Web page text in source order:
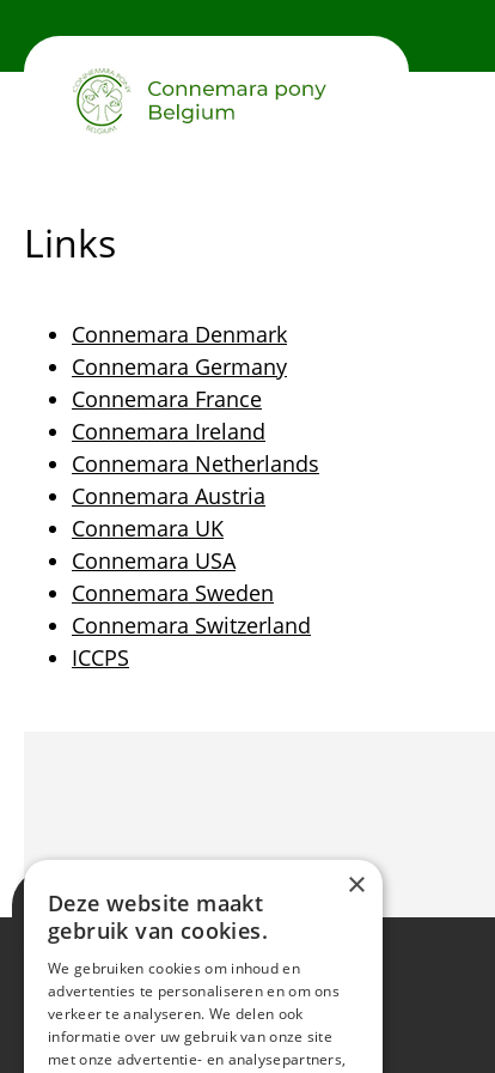
main
Links
Connemara Denmark
Connemara Germany
Connemara France
Connemara Ireland
Connemara Netherlands
Connemara Austria
Connemara UK
Connemara USA
Connemara Sweden
Connemara Switzerland
ICCPS
×
Deze website maakt
gebruik van cookies.
We gebruiken cookies om inhoud en
advertenties te personaliseren en om ons
verkeer te analyseren. We delen ook
informatie over uw gebruik van onze site
met onze advertentie- en analysepartners,